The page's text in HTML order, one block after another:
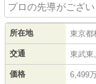
プロの先導がござ
所在地 東京都
交通 東武東
価格 6,499